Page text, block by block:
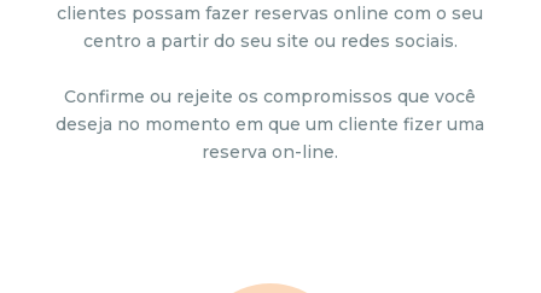
clientes possam fazer reservas online com o seu
centro a partir do seu site ou redes sociais.
Confirme ou rejeite os compromissos que você
deseja no momento em que um cliente fizer uma
reserva on-line.